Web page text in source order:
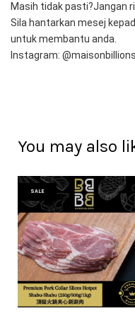
Masih tidak pasti?Jangan
Sila hantarkan mesej
untuk membantu anda.
Instagram:
You may also
SALE